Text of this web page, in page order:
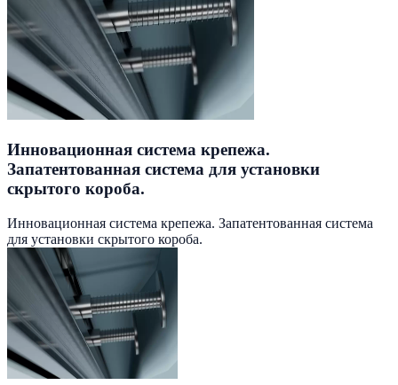
Инновационная система крепежа.
Запатентованная система для установки
скрытого короба.
Инновационная система крепежа. Запатентованная система
для установки скрытого короба.